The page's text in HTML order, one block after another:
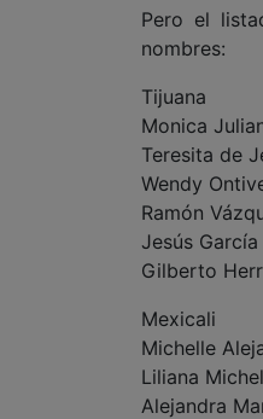
Pero el
nombres:
Tijuana
Monica
Teresita de
Wendy
Ramón
Jesús
Gilberto
Mexicali
Michelle
Liliana
Alejandra